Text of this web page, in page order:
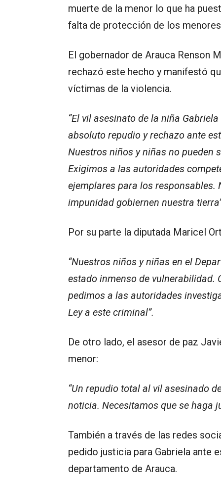
muerte de la menor lo que ha
falta de protección de los
El gobernador de Arauca Renson
rechazó este hecho y manifestó
víctimas de la violencia.
“El vil asesinato de la niña
absoluto repudio y rechazo ante
Nuestros niños y niñas no pueden
Exigimos a las autoridades
ejemplares para los responsables.
impunidad gobiernen nuestra
Por su parte la diputada Maricel
“Nuestros niños y niñas en el
estado inmenso de vulnerabilidad.
pedimos a las autoridades
Ley a este criminal”.
De otro lado, el asesor de paz
menor:
“Un repudio total al vil asesinado
noticia. Necesitamos que se haga
También a través de las redes
pedido justicia para Gabriela ante
departamento de Arauca.